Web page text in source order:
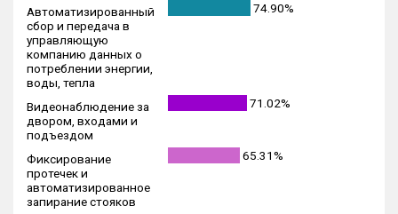
Автоматизированный
сбор и передача в
управляющую
компанию данных о
потреблении энергии,
воды, тепла
74.90%
Видеонаблюдение за
двором, входами и
подъездом
71.02%
Фиксирование
протечек и
автоматизированное
запирание стояков
65.31%